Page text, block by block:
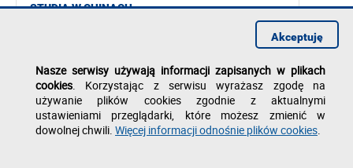
STUDIA W CHINACH
NAWA
WNIOSEK O WYJAZD ZA GRANICĘ
WSPÓŁPRACA Z WIETNAMEM
Nasze serwisy używają informacji zapisanych w plikach
cookies. Korzystając z serwisu wyrażasz zgodę na
używanie plików cookies zgodnie z aktualnymi
ustawieniami przeglądarki, które możesz zmienić w
dowolnej chwili. Więcej informacji odnośnie plików cookies.
Akceptuję